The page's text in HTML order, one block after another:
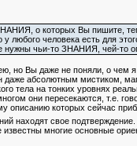
о которых Вы пишите,
у любого человека есть для
нужны чьи-то ЗНАНИЯ, чей-то
но Вы даже не поняли, о чем
даже абсолютным мистиком,
тела на тонких уровнях
они пересекаются, т.е.
описанию которых сейчас
находят свое
известны многие основные